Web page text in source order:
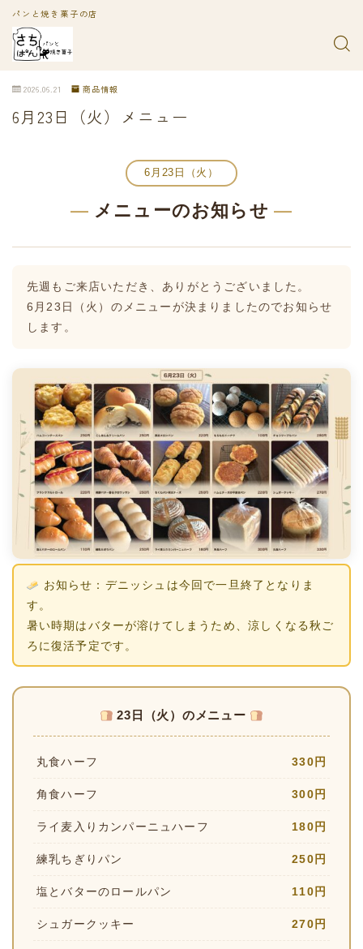
パンと焼き菓子の店
2026.06.21 商品情報
6月23日（火）メニュー
6月23日（火）
— メニューのお知らせ —
先週もご来店いただき、ありがとうございました。
6月23日（火）のメニューが決まりましたのでお知らせ
します。
お知らせ：デニッシュは今回で一旦終了となりま
す。
暑い時期はバターが溶けてしまうため、涼しくなる秋ご
ろに復活予定です。
23日（火）のメニュー
丸食ハーフ 330円
角食ハーフ 300円
ライ麦入りカンパーニュハーフ 180円
練乳ちぎりパン 250円
塩とバターのロールパン 110円
シュガークッキー 270円